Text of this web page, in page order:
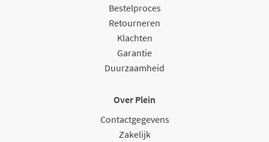
Bestelproces
Retourneren
Klachten
Garantie
Duurzaamheid
Over Plein
Contactgegevens
Zakelijk